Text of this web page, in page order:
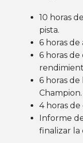
10 horas
pista.
6 horas
6 horas
6 horas
Champion.
4 horas
Informe
finalizar la